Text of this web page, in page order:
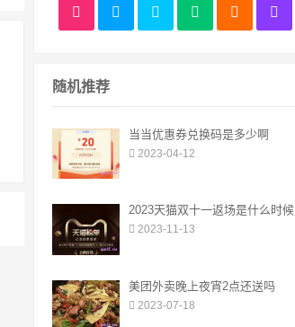
随机推荐
当当优惠券兑换码是多少啊
2023-04-12
2023天猫双十一返场是什么时候
2023-11-13
美团外卖晚上夜宵2点还送吗
2023-07-18